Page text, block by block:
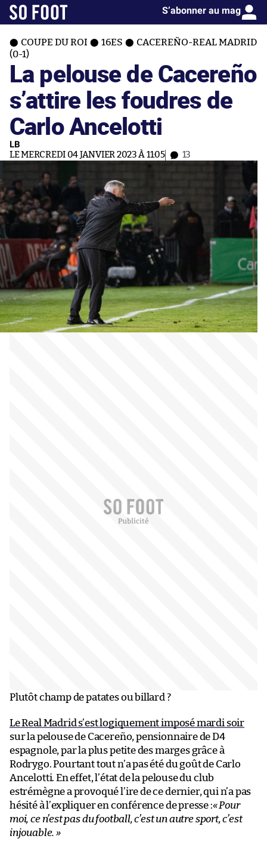
S’abonner au mag
COUPE DU ROI 16ES
CACEREÑO-REAL MADRID
(0-1)
La pelouse de Cacereño
s’attire les foudres de
Carlo Ancelotti
LB
LE MERCREDI 04 JANVIER 2023 À 11:05 13
Plutôt champ de patates ou billard ?
Le Real Madrid s’est logiquement imposé mardi soir
sur la pelouse de Cacereño, pensionnaire de D4
espagnole, par la plus petite des marges grâce à
Rodrygo. Pourtant tout n’a pas été du goût de Carlo
Ancelotti. En effet, l’état de la pelouse du club
estrémègne a provoqué l’ire de ce dernier, qui n’a pas
hésité à l’expliquer en conférence de presse :« Pour
moi, ce n’est pas du football, c’est un autre sport, c’est
injouable. »